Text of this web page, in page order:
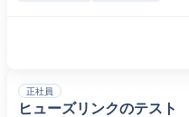
正社員
ヒューズリンクのテスト